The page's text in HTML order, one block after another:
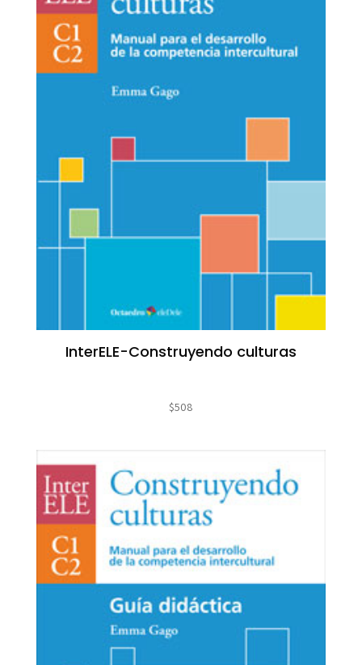
InterELE-Construyendo culturas
$508